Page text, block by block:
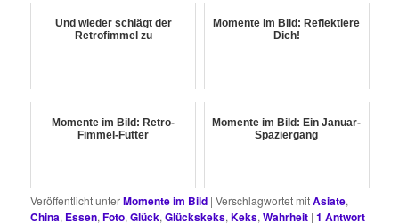
Und wieder schlägt der
Retrofimmel zu
Momente im Bild: Reflektiere
Dich!
Momente im Bild: Retro-
Fimmel-Futter
Momente im Bild: Ein Januar-
Spaziergang
Veröffentlicht unterMomente im Bild |Verschlagwortet mitAsiate,
China, Essen,Foto,Glück,Glückskeks,Keks,Wahrheit |1 Antwort